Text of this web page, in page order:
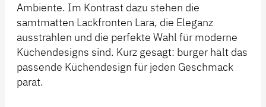
Ambiente. Im Kontrast dazu stehen die
samtmatten Lackfronten Lara, die Eleganz
ausstrahlen und die perfekte Wahl für moderne
Küchendesigns sind. Kurz gesagt: burger hält das
passende Küchendesign für jeden Geschmack
parat.